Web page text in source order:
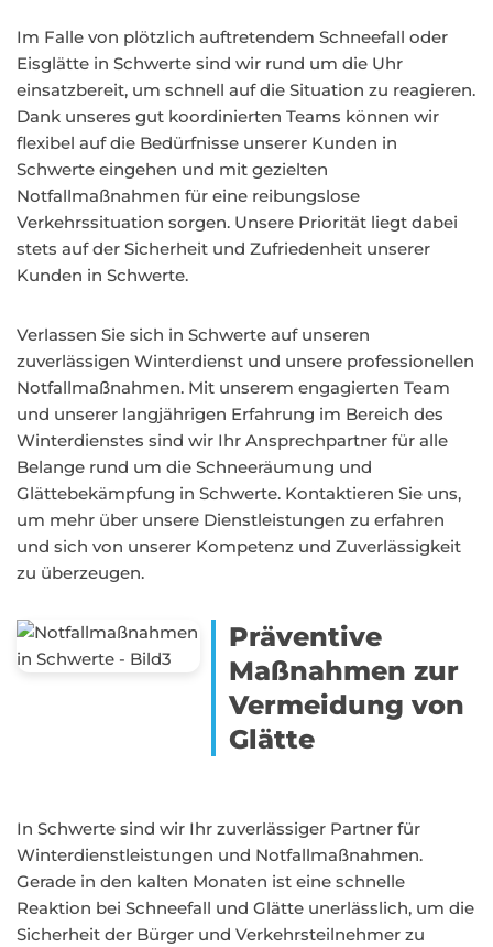
Im Falle von plötzlich auftretendem Schneefall oder
Eisglätte in Schwerte sind wir rund um die Uhr
einsatzbereit, um schnell auf die Situation zu reagieren.
Dank unseres gut koordinierten Teams können wir
flexibel auf die Bedürfnisse unserer Kunden in
Schwerte eingehen und mit gezielten
Notfallmaßnahmen für eine reibungslose
Verkehrssituation sorgen. Unsere Priorität liegt dabei
stets auf der Sicherheit und Zufriedenheit unserer
Kunden in Schwerte.
Verlassen Sie sich in Schwerte auf unseren
zuverlässigen Winterdienst und unsere professionellen
Notfallmaßnahmen. Mit unserem engagierten Team
und unserer langjährigen Erfahrung im Bereich des
Winterdienstes sind wir Ihr Ansprechpartner für alle
Belange rund um die Schneeräumung und
Glättebekämpfung in Schwerte. Kontaktieren Sie uns,
um mehr über unsere Dienstleistungen zu erfahren
und sich von unserer Kompetenz und Zuverlässigkeit
zu überzeugen.
Präventive
Maßnahmen zur
Vermeidung von
Glätte
In Schwerte sind wir Ihr zuverlässiger Partner für
Winterdienstleistungen und Notfallmaßnahmen.
Gerade in den kalten Monaten ist eine schnelle
Reaktion bei Schneefall und Glätte unerlässlich, um die
Sicherheit der Bürger und Verkehrsteilnehmer zu